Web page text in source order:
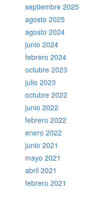
septiembre 2025
agosto 2025
agosto 2024
junio 2024
febrero 2024
octubre 2023
julio 2023
octubre 2022
junio 2022
febrero 2022
enero 2022
junio 2021
mayo 2021
abril 2021
febrero 2021